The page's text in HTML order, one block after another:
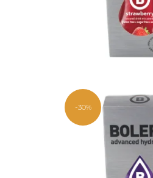
-30%